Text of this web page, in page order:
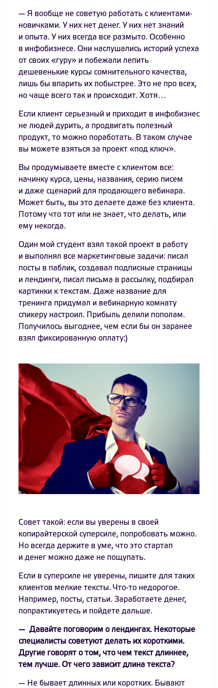
— Я вообще не советую работать с клиентами-
новичками. У них нет денег. У них нет знаний
и опыта. У них всегда все размыто. Особенно
в инфобизнесе. Они наслушались историй успеха
от своих «гуру» и побежали лепить
дешевенькие курсы сомнительного качества,
лишь бы впарить их побыстрее. Это не про всех,
но чаще всего так и происходит. Хотя…
Если клиент серьезный и приходит в инфобизнес
не людей дурить, а продвигать полезный
продукт, то можно поработать. В таком случае
вы можете взяться за проект «под ключ».
Вы продумываете вместе с клиентом все:
начинку курса, цены, названия, серию писем
и даже сценарий для продающего вебинара.
Может быть, вы это делаете даже без клиента.
Потому что тот или не знает, что делать, или
ему некогда.
Один мой студент взял такой проект в работу
и выполнял все маркетинговые задачи: писал
посты в паблик, создавал подписные страницы
и лендинги, писал письма в рассылку, подбирал
картинки к текстам. Даже название для
тренинга придумал и вебинарную комнату
спикеру настроил. Прибыль делили пополам.
Получилось выгоднее, чем если бы он заранее
взял фиксированную оплату:)
Совет такой: если вы уверены в своей
копирайтерской суперсиле, попробовать можно.
Но всегда держите в уме, что это стартап
и денег можно даже не пощупать.
Если в суперсиле не уверены, пишите для таких
клиентов мелкие тексты. Что-то недорогое.
Например, посты, статьи. Заработаете денег,
попрактикуетесь и пойдете дальше.
— Давайте поговорим о лендингах. Некоторые
специалисты советуют делать их короткими.
Другие говорят о том, что чем текст длиннее,
тем лучше. От чего зависит длина текста?
— Не бывает длинных или коротких. Бывают